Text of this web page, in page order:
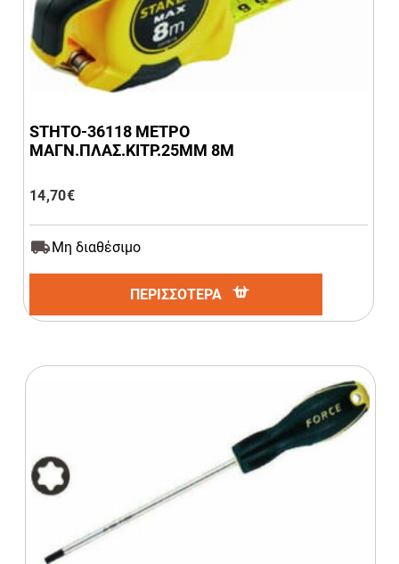
STHTO-36118 ΜΕΤΡΟ
ΜΑΓΝ.ΠΛΑΣ.ΚΙΤΡ.25ΜΜ 8Μ
14,70€
Μη διαθέσιμο
ΠΕΡΙΣΣΟΤΕΡΑ